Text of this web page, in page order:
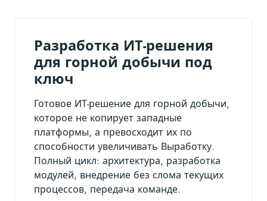
Разработка ИТ-решения
для горной добычи под
ключ
Готовое ИТ-решение для горной добычи,
которое не копирует западные
платформы, а превосходит их по
способности увеличивать Выработку.
Полный цикл: архитектура, разработка
модулей, внедрение без слома текущих
процессов, передача команде.